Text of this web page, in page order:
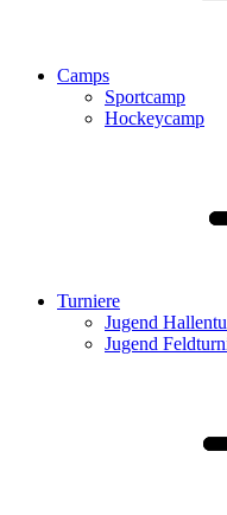
Camps
Sportcamp
Hockeycamp
Turniere
Jugend
Jugend